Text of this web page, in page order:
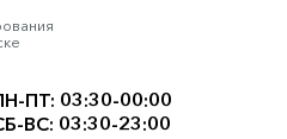
ПТ: 03:30-00:00
ВС: 03:30-23:00